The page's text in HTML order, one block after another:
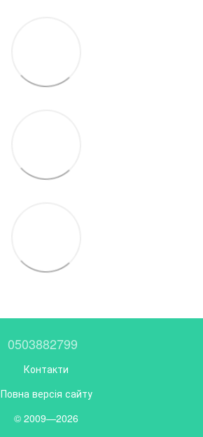
0503882799
Контакти
Повна версія сайту
© 2009—2026